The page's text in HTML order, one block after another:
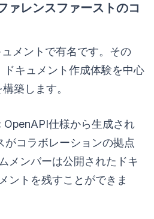
ァレンスファーストのコ
メントで有名です。その
キュメント作成体験を中心
築します。
OpenAPI仕様から生成され
がコラボレーションの拠点
メンバーは公開されたドキ
ントを残すことができま